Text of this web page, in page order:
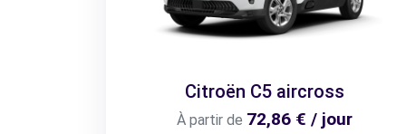
Citroën C5 aircross
À partir de 72,86 € / jour